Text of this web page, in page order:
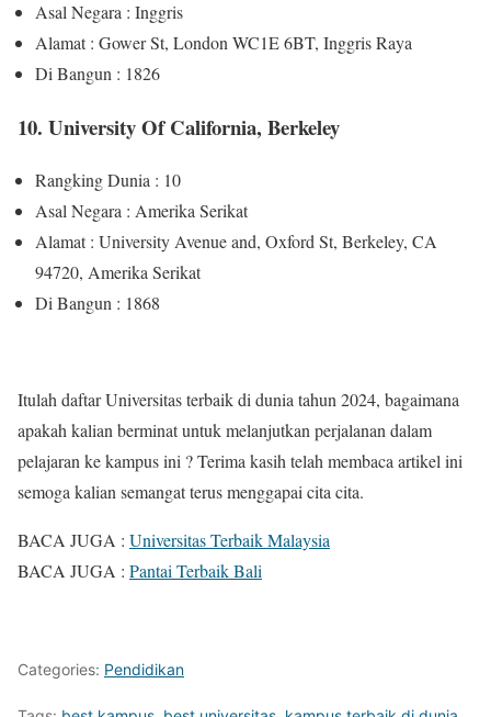
Asal Negara : Inggris
Alamat : Gower St, London WC1E 6BT, Inggris Raya
Di Bangun : 1826
10. University Of California, Berkeley
Rangking Dunia : 10
Asal Negara : Amerika Serikat
Alamat : University Avenue and, Oxford St, Berkeley, CA
94720, Amerika Serikat
Di Bangun : 1868
Itulah daftar Universitas terbaik di dunia tahun 2024, bagaimana
apakah kalian berminat untuk melanjutkan perjalanan dalam
pelajaran ke kampus ini ? Terima kasih telah membaca artikel ini
semoga kalian semangat terus menggapai cita cita.
BACA JUGA : Universitas Terbaik Malaysia
BACA JUGA : Pantai Terbaik Bali
Categories: Pendidikan